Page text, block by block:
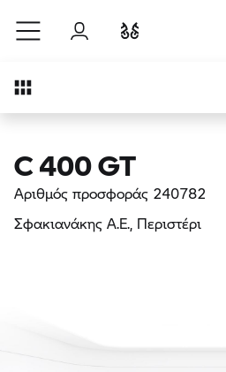
Μετάβαση στο κύριο περιεχόμενο
Σύνδεση
Επισκόπηση
C 400 GT
Αριθμός προσφοράς 240782
Σφακιανάκης Α.Ε., Περιστέρι